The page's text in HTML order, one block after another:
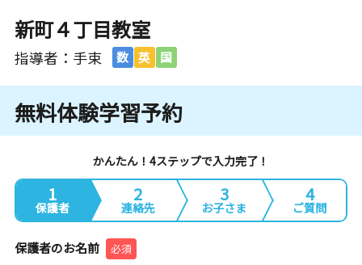
新町４丁目教室
指導者：手束 数 英 国
無料体験学習予約
かんたん！4ステップで入力完了！
1
保護者
2
連絡先
3
お子さま
4
ご質問
保護者のお名前 必須